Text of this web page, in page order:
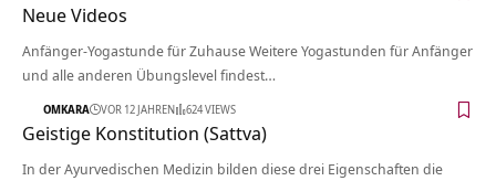
Neue Videos
Anfänger-Yogastunde für Zuhause Weitere Yogastunden für Anfänger
und alle anderen Übungslevel findest…
OMKARA VOR 12 JAHREN 624 VIEWS
Geistige Konstitution (Sattva)
In der Ayurvedischen Medizin bilden diese drei Eigenschaften die